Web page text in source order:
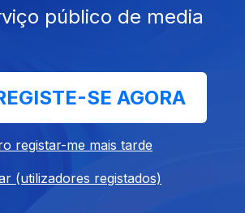
Medida para a
dos Engenheiros
para a área da
público de media
SE AGORA
registar-me mais tarde
(utilizadores registados)